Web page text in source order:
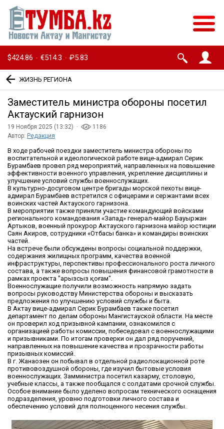
$424.86 · €514.3 · ₽5.83
ЖИЗНЬ РЕГИОНА
Заместитель министра обороны посетил
Актауский гарнизон
19 Ноября 2025 (13:32) ·
1186
Автор: Редакция
В ходе рабочей поездки заместитель министра обороны по
воспитательной и идеологической работе вице-адмирал Серик
Бурамбаев провел ряд мероприятий, направленных на повышение
эффективности военного управления, укрепление дисциплины и
улучшение условий службы военнослужащих.
В культурно-досуговом центре бригады морской пехоты вице-
адмирал Бурамбаев встретился с офицерами и сержантами всех
воинских частей Актауского гарнизона.
В мероприятии также приняли участие командующий войсками
регионального командования «Запад» генерал-майор Бауыржан
Артыков, военный прокурор Актауского гарнизона майор юстиции
Саян Акиров, сотрудники «Отбасы банка» и командиры воинских
частей.
На встрече были обсуждены вопросы социальной поддержки,
содержания жилищных программ, качества военной
инфраструктуры, перспективы профессионального роста личного
состава, а также вопросы повышения финансовой грамотности в
рамках проекта "Қарызсыз қоғам".
Военнослужащие получили возможность напрямую задать
вопросы руководству Министерства обороны и высказать
предложения по улучшению условий службы и быта.
В Актау вице-адмирал Серик Бурамбаев также посетил
департамент по делам обороны Мангистауской области. На месте
он проверил ход призывной кампании, ознакомился с
организацией работы комиссии, побеседовал с военнослужащими
и призывниками. По итогам проверки он дал ряд поручений,
направленных на повышение качества и прозрачности работы
призывных комиссий.
В г. Жанаозен он побывал в отдельной радиолокационной роте
противовоздушной обороны, где изучил бытовые условия
военнослужащих. Замминистра посетил казарму, столовую,
учебные классы, а также пообщался с солдатами срочной службы.
Особое внимание было уделено вопросам технического оснащения
подразделения, уровню подготовки личного состава и
обеспечению условий для полноценного несения службы.